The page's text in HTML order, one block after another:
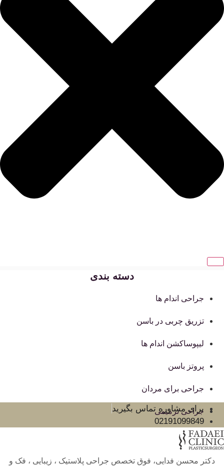
دسته بندی
جراحی اندام ها
تزریق چربی در باسن
لیپوساکشن اندام ها
پروتز باسن
جراحی برای مردان
جراحی ترمیمی
برای مشاوره تماس بگیرید
02191099849
دکتر محسن فدایی، فوق تخصص جراحی پلاستیک ، زیبایی ، فک و